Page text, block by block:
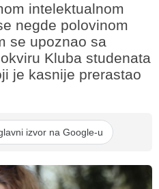
intelektualnom
negde polovinom
se upoznao sa
Kluba studenata
je kasnije prerastao
izvor na Google-u